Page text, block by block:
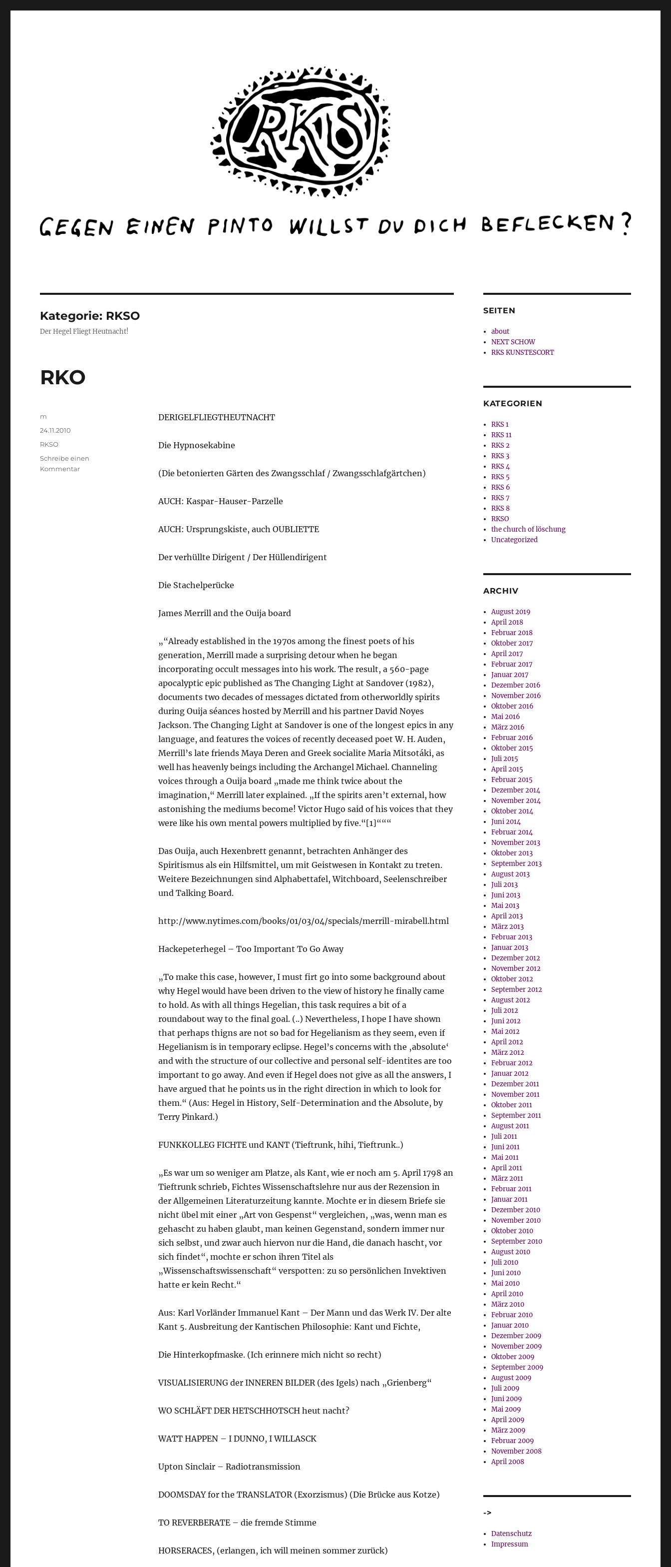
Kategorie: RKSO
Der Hegel Fliegt Heutnacht!
RKO
DERIGELFLIEGTHEUTNACHT
Die Hypnosekabine
(Die betonierten Gärten des Zwangsschlaf / Zwangsschlafgärtchen)
AUCH: Kaspar-Hauser-Parzelle
AUCH: Ursprungskiste, auch OUBLIETTE
Der verhüllte Dirigent / Der Hüllendirigent
Die Stachelperücke
James Merrill and the Ouija board
„“Already established in the 1970s among the finest poets of his
generation, Merrill made a surprising detour when he began
incorporating occult messages into his work. The result, a 560-page
apocalyptic epic published as The Changing Light at Sandover (1982),
documents two decades of messages dictated from otherworldly spirits
during Ouija séances hosted by Merrill and his partner David Noyes
Jackson. The Changing Light at Sandover is one of the longest epics in any
language, and features the voices of recently deceased poet W. H. Auden,
Merrill’s late friends Maya Deren and Greek socialite Maria Mitsotáki, as
well has heavenly beings including the Archangel Michael. Channeling
voices through a Ouija board „made me think twice about the
imagination,“ Merrill later explained. „If the spirits aren’t external, how
astonishing the mediums become! Victor Hugo said of his voices that they
were like his own mental powers multiplied by five.“[1]“““
Das Ouija, auch Hexenbrett genannt, betrachten Anhänger des
Spiritismus als ein Hilfsmittel, um mit Geistwesen in Kontakt zu treten.
Weitere Bezeichnungen sind Alphabettafel, Witchboard, Seelenschreiber
und Talking Board.
http://www.nytimes.com/books/01/03/04/specials/merrill-mirabell.html
Hackepeterhegel – Too Important To Go Away
„To make this case, however, I must firt go into some background about
why Hegel would have been driven to the view of history he finally came
to hold. As with all things Hegelian, this task requires a bit of a
roundabout way to the final goal. (..) Nevertheless, I hope I have shown
that perhaps thigns are not so bad for Hegelianism as they seem, even if
Hegelianism is in temporary eclipse. Hegel’s concerns with the ‚absolute‘
and with the structure of our collective and personal self-identites are too
important to go away. And even if Hegel does not give as all the answers, I
have argued that he points us in the right direction in which to look for
them.“ (Aus: Hegel in History, Self-Determination and the Absolute, by
Terry Pinkard.)
FUNKKOLLEG FICHTE und KANT (Tieftrunk, hihi, Tieftrunk..)
„Es war um so weniger am Platze, als Kant, wie er noch am 5. April 1798 an
Tieftrunk schrieb, Fichtes Wissenschaftslehre nur aus der Rezension in
der Allgemeinen Literaturzeitung kannte. Mochte er in diesem Briefe sie
nicht übel mit einer „Art von Gespenst“ vergleichen, „was, wenn man es
gehascht zu haben glaubt, man keinen Gegenstand, sondern immer nur
sich selbst, und zwar auch hiervon nur die Hand, die danach hascht, vor
sich findet“, mochte er schon ihren Titel als
„Wissenschaftswissenschaft“ verspotten: zu so persönlichen Invektiven
hatte er kein Recht.“
Aus: Karl Vorländer Immanuel Kant – Der Mann und das Werk IV. Der alte
Kant 5. Ausbreitung der Kantischen Philosophie: Kant und Fichte,
Die Hinterkopfmaske. (Ich erinnere mich nicht so recht)
VISUALISIERUNG der INNEREN BILDER (des Igels) nach „Grienberg“
WO SCHLÄFT DER HETSCHHOTSCH heut nacht?
WATT HAPPEN – I DUNNO, I WILLASCK
Upton Sinclair – Radiotransmission
DOOMSDAY for the TRANSLATOR (Exorzismus) (Die Brücke aus Kotze)
TO REVERBERATE – die fremde Stimme
HORSERACES, (erlangen, ich will meinen sommer zurück)
Autor
m
Veröffentlicht
am
24.11.2010
Kategorien
RKSO
Schreibe einen
Kommentarzu
SEITEN
about
NEXT SCHOW
RKS KUNSTESCORT
KATEGORIEN
RKS 1
RKS 11
RKS 2
RKS 3
RKS 4
RKS 5
RKS 6
RKS 7
RKS 8
RKSO
the church of löschung
Uncategorized
ARCHIV
August 2019
April 2018
Februar 2018
Oktober 2017
April 2017
Februar 2017
Januar 2017
Dezember 2016
November 2016
Oktober 2016
Mai 2016
März 2016
Februar 2016
Oktober 2015
Juli 2015
April 2015
Februar 2015
Dezember 2014
November 2014
Oktober 2014
Juni 2014
Februar 2014
November 2013
Oktober 2013
September 2013
August 2013
Juli 2013
Juni 2013
Mai 2013
April 2013
März 2013
Februar 2013
Januar 2013
Dezember 2012
November 2012
Oktober 2012
September 2012
August 2012
Juli 2012
Juni 2012
Mai 2012
April 2012
März 2012
Februar 2012
Januar 2012
Dezember 2011
November 2011
Oktober 2011
September 2011
August 2011
Juli 2011
Juni 2011
Mai 2011
April 2011
März 2011
Februar 2011
Januar 2011
Dezember 2010
November 2010
Oktober 2010
September 2010
August 2010
Juli 2010
Juni 2010
Mai 2010
April 2010
März 2010
Februar 2010
Januar 2010
Dezember 2009
November 2009
Oktober 2009
September 2009
August 2009
Juli 2009
Juni 2009
Mai 2009
April 2009
März 2009
Februar 2009
November 2008
April 2008
->
Datenschutz
Impressum